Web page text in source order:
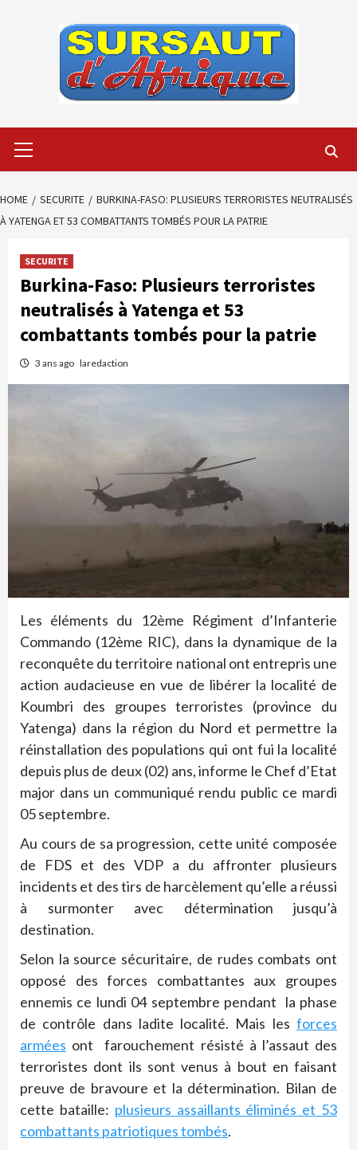
Menu
HOME SECURITE
BURKINA-FASO: PLUSIEURS TERRORISTES NEUTRALISÉS
À YATENGA ET 53 COMBATTANTS TOMBÉS POUR LA PATRIE
SECURITE
Burkina-Faso: Plusieurs terroristes
neutralisés à Yatenga et 53
combattants tombés pour la patrie
3 ans ago laredaction
Les éléments du 12ème Régiment d’Infanterie
Commando (12ème RIC), dans la dynamique de la
reconquête du territoire national ont entrepris une
action audacieuse en vue de libérer la localité de
Koumbri des groupes terroristes (province du
Yatenga) dans la région du Nord et permettre la
réinstallation des populations qui ont fui la localité
depuis plus de deux (02) ans, informe le Chef d’Etat
major dans un communiqué rendu public ce mardi
05 septembre.
Au cours de sa progression, cette unité composée
de FDS et des VDP a du affronter plusieurs
incidents et des tirs de harcèlement qu’elle a réussi
à surmonter avec détermination jusqu’à
destination.
Selon la source sécuritaire, de rudes combats ont
opposé des forces combattantes aux groupes
ennemis ce lundi 04 septembre pendant la phase
de contrôle dans ladite localité. Mais les forces
armées ont farouchement résisté à l’assaut des
terroristes dont ils sont venus à bout en faisant
preuve de bravoure et la détermination. Bilan de
cette bataille: plusieurs assaillants éliminés et 53
combattants patriotiques tombés.